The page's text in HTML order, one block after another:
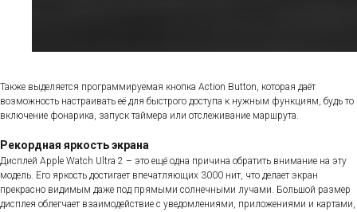
Также выделяется программируемая кнопка Action Button, которая даёт
возможность настраивать её для быстрого доступа к нужным функциям, будь то
включение фонарика, запуск таймера или отслеживание маршрута.
Рекордная яркость экрана
Дисплей Apple Watch Ultra 2 – это ещё одна причина обратить внимание на эту
модель. Его яркость достигает впечатляющих 3000 нит, что делает экран
прекрасно видимым даже под прямыми солнечными лучами. Большой размер
дисплея облегчает взаимодействие с уведомлениями, приложениями и картами,